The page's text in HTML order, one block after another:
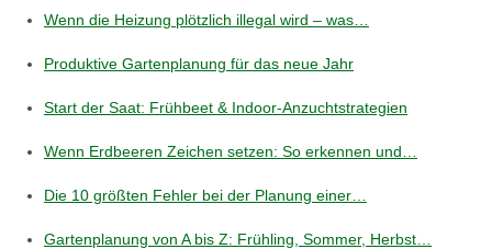
Wenn die Heizung plötzlich illegal wird – was…
Produktive Gartenplanung für das neue Jahr
Start der Saat: Frühbeet & Indoor‑Anzuchtstrategien
Wenn Erdbeeren Zeichen setzen: So erkennen und…
Die 10 größten Fehler bei der Planung einer…
Gartenplanung von A bis Z: Frühling, Sommer, Herbst…